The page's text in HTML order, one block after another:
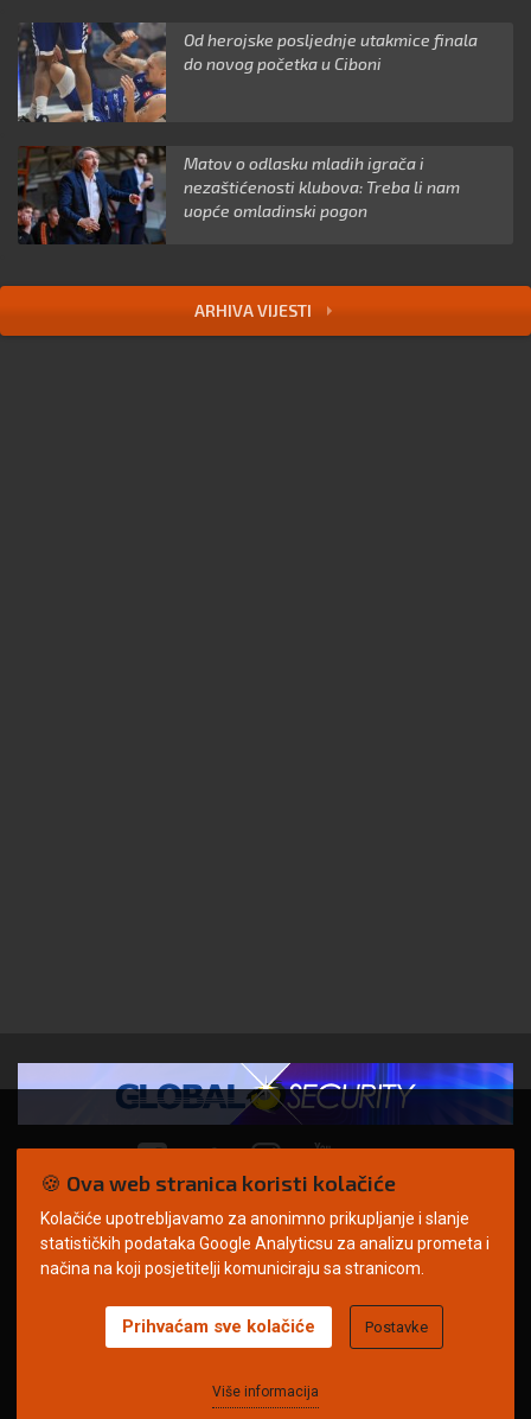
Od herojske posljednje utakmice finala
do novog početka u Ciboni
Matov o odlasku mladih igrača i
nezaštićenosti klubova: Treba li nam
uopće omladinski pogon
ARHIVA VIJESTI
© Copyright 2026. | ARILEO
Uvjeti korištenja Politika privatnosti
Impressum
🍪 Ova web stranica koristi kolačiće
Kolačiće upotrebljavamo za anonimno prikupljanje i slanje
statističkih podataka Google Analyticsu za analizu prometa i
načina na koji posjetitelji komuniciraju sa stranicom.
Više informacija
Prihvaćam sve kolačiće Postavke